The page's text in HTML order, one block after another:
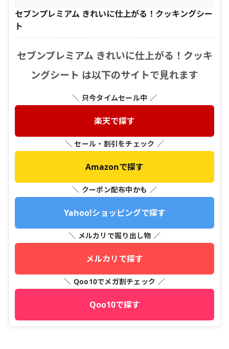
セブンプレミアム きれいに仕上がる！クッキングシー
ト
セブンプレミアム きれいに仕上がる！クッキ
ングシート は以下のサイトで見れます
＼ 只今タイムセール中 ／
楽天で探す
＼ セール・割引をチェック ／
Amazonで探す
＼ クーポン配布中かも ／
Yahoo!ショッピングで探す
＼ メルカリで掘り出し物 ／
メルカリで探す
＼ Qoo10でメガ割チェック ／
Qoo10で探す